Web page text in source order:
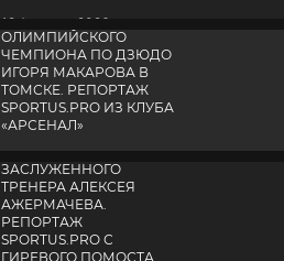
19 февраля 2026
СЕМИНАР
ОЛИМПИЙСКОГО
ЧЕМПИОНА ПО ДЗЮДО
ИГОРЯ МАКАРОВА В
ТОМСКЕ. РЕПОРТАЖ
SPORTUS.PRO ИЗ КЛУБА
«АРСЕНАЛ»
ЗАСЛУЖЕННОГО
ТРЕНЕРА АЛЕКСЕЯ
АЖЕРМАЧЕВА.
РЕПОРТАЖ
SPORTUS.PRO С
ГИРЕВОГО ПОМОСТА